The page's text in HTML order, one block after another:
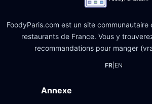
FoodyParis.com est un site
restaurants de France. Vous y
recommandations pour manger
FR| EN
Annexe